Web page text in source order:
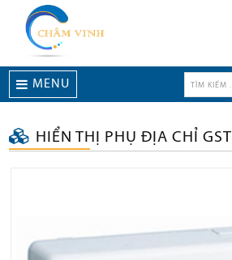
MENU
HIỂN THỊ PHỤ ĐỊA CHỈ GST